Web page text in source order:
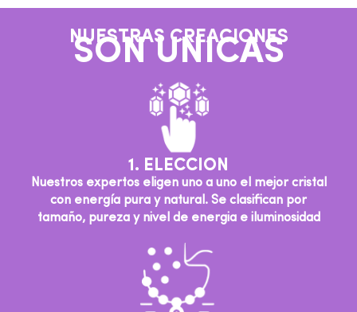
NUESTRAS CREACIONES
SON UNICAS
1. ELECCION
Nuestros expertos eligen uno a uno el mejor cristal
con energía pura y natural. Se clasifican por
tamaño, pureza y nivel de energia e iluminosidad